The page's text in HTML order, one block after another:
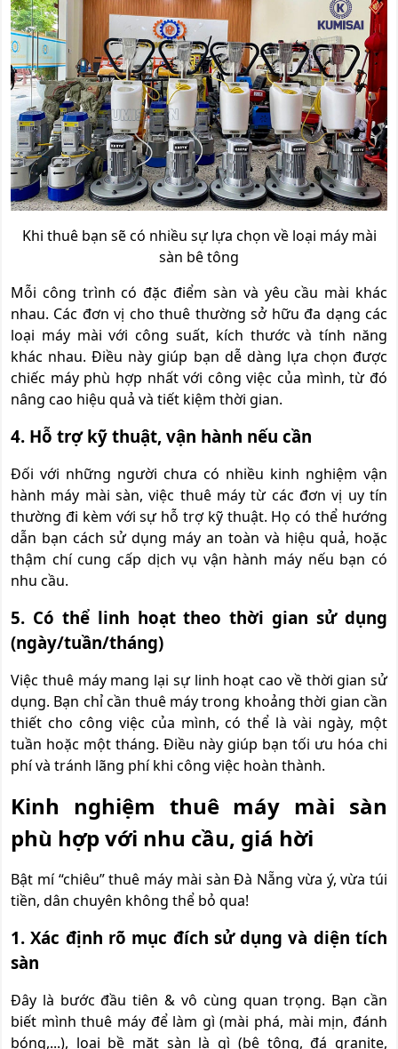
Khi thuê bạn sẽ có nhiều sự lựa chọn về loại máy mài
sàn bê tông
Mỗi công trình có đặc điểm sàn và yêu cầu mài khác
nhau. Các đơn vị cho thuê thường sở hữu đa dạng các
loại máy mài với công suất, kích thước và tính năng
khác nhau. Điều này giúp bạn dễ dàng lựa chọn được
chiếc máy phù hợp nhất với công việc của mình, từ đó
nâng cao hiệu quả và tiết kiệm thời gian.
4. Hỗ trợ kỹ thuật, vận hành nếu cần
Đối với những người chưa có nhiều kinh nghiệm vận
hành máy mài sàn, việc thuê máy từ các đơn vị uy tín
thường đi kèm với sự hỗ trợ kỹ thuật. Họ có thể hướng
dẫn bạn cách sử dụng máy an toàn và hiệu quả, hoặc
thậm chí cung cấp dịch vụ vận hành máy nếu bạn có
nhu cầu.
5. Có thể linh hoạt theo thời gian sử dụng
(ngày/tuần/tháng)
Việc thuê máy mang lại sự linh hoạt cao về thời gian sử
dụng. Bạn chỉ cần thuê máy trong khoảng thời gian cần
thiết cho công việc của mình, có thể là vài ngày, một
tuần hoặc một tháng. Điều này giúp bạn tối ưu hóa chi
phí và tránh lãng phí khi công việc hoàn thành.
Kinh nghiệm thuê máy mài sàn
phù hợp với nhu cầu, giá hời
Bật mí “chiêu” thuê máy mài sàn Đà Nẵng vừa ý, vừa túi
tiền, dân chuyên không thể bỏ qua!
1. Xác định rõ mục đích sử dụng và diện tích
sàn
Đây là bước đầu tiên & vô cùng quan trọng. Bạn cần
biết mình thuê máy để làm gì (mài phá, mài mịn, đánh
bóng,...), loại bề mặt sàn là gì (bê tông, đá granite,